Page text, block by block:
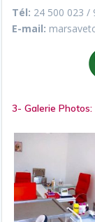
Tél: 24 500 023 /
E-mail:
3- Galerie Photos: